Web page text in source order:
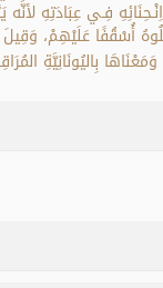
فِـي عِبَادَتِهِ
أُسْقُفًا عَلَيْهِمْ،
بِاليُونَانِيَّةِ